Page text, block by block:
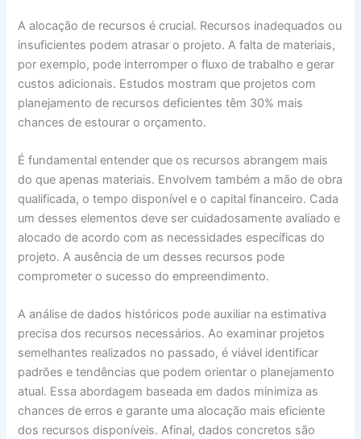
A alocação de recursos é crucial. Recursos inadequados ou
insuficientes podem atrasar o projeto. A falta de materiais,
por exemplo, pode interromper o fluxo de trabalho e gerar
custos adicionais. Estudos mostram que projetos com
planejamento de recursos deficientes têm 30% mais
chances de estourar o orçamento.
É fundamental entender que os recursos abrangem mais
do que apenas materiais. Envolvem também a mão de obra
qualificada, o tempo disponível e o capital financeiro. Cada
um desses elementos deve ser cuidadosamente avaliado e
alocado de acordo com as necessidades específicas do
projeto. A ausência de um desses recursos pode
comprometer o sucesso do empreendimento.
A análise de dados históricos pode auxiliar na estimativa
precisa dos recursos necessários. Ao examinar projetos
semelhantes realizados no passado, é viável identificar
padrões e tendências que podem orientar o planejamento
atual. Essa abordagem baseada em dados minimiza as
chances de erros e garante uma alocação mais eficiente
dos recursos disponíveis. Afinal, dados concretos são